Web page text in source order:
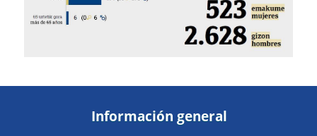
Información general